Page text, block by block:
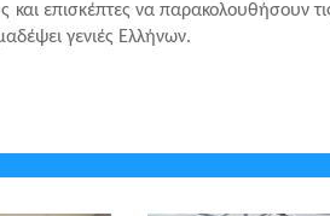
επισκέπτες να παρακολουθήσουν
γενιές Ελλήνων.